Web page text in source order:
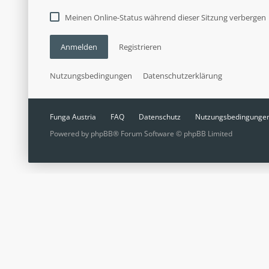
Meinen Online-Status während dieser Sitzung verbergen
Anmelden Registrieren
Nutzungsbedingungen Datenschutzerklärung
Funga Austria FAQ Datenschutz
Powered by phpBB® Forum Software © phpBB Limited